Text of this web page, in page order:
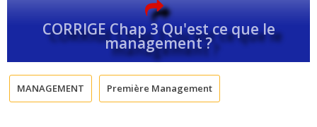
CORRIGE Chap 3 Qu'est ce que le
management ?
MANAGEMENT Première Management